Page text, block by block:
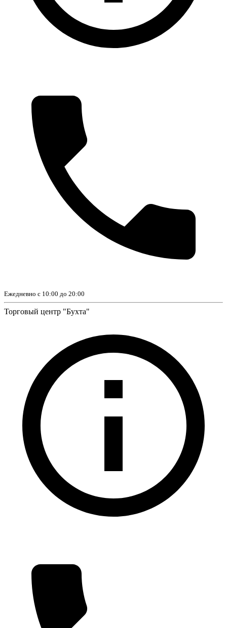
Ежедневно с 10:00 до 20:00
Торговый центр "Бухта"